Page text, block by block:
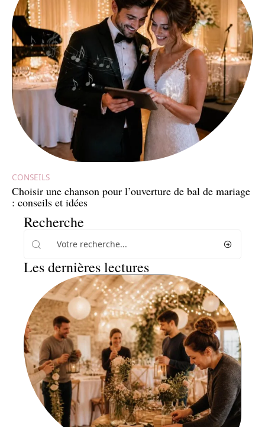
CONSEILS
Choisir une chanson pour l’ouverture de bal de mariage
: conseils et idées
Recherche
Les dernières lectures